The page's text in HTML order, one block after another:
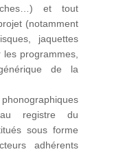
et tout
(notamment
jaquettes
programmes,
de la
registre du
sous forme
adhérents